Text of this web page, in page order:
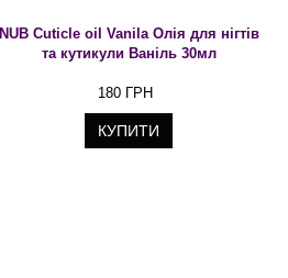
NUB Cuticle oil Vanila Олія для нігтів
та кутикули Ваніль 30мл
180 ГРН
КУПИТИ